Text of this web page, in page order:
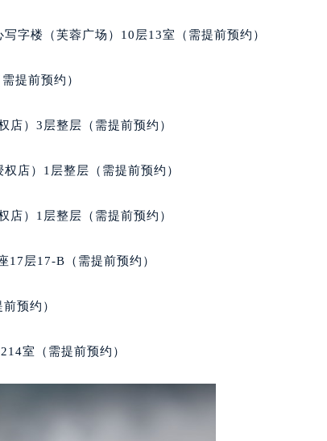
交汇处宝玑售后服务中心（需提前预约）
售后服务中心（需提前预约）
中心（需提前预约）
中心（需提前预约）
中心（需提前预约）
务中心（需提前预约）
务中心（需提前预约）
中心（需提前预约）
字楼（芙蓉广场）10层13室（需提前预约）
提前预约）
店）3层整层（需提前预约）
店）1层整层（需提前预约）
店）1层整层（需提前预约）
层17-B（需提前预约）
预约）
室（需提前预约）